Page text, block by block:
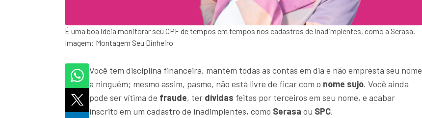
É uma boa ideia monitorar seu CPF de tempos em tempos nos cadastros de inadimplentes, como a Serasa.
Imagem: Montagem Seu Dinheiro
Você tem disciplina financeira, mantém todas as contas em dia e não empresta seu nome
a ninguém; mesmo assim, pasme, não está livre de ficar com o nome sujo. Você ainda
pode ser vítima de fraude, ter dívidas feitas por terceiros em seu nome, e acabar
inscrito em um cadastro de inadimplentes, como Serasa ou SPC.